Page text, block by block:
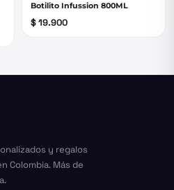
Botilito Infussion 800ML
$ 19.900
y regalos
Colombia. Más de